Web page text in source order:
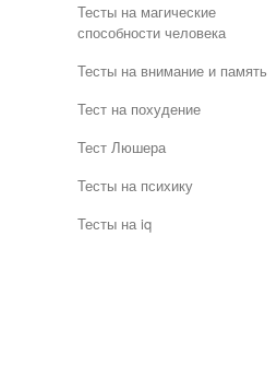
Тесты на магические
способности человека
Тесты на внимание и память
Тест на похудение
Тест Люшера
Тесты на психику
Тесты на iq